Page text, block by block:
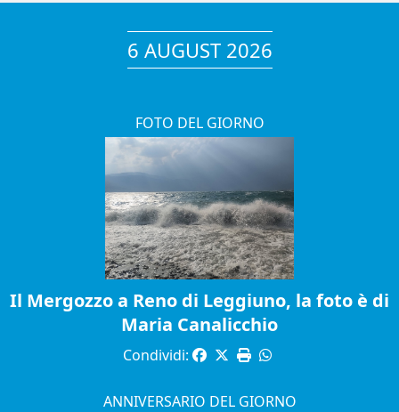
6 AUGUST 2026
FOTO DEL GIORNO
Il Mergozzo a Reno di Leggiuno, la foto è di
Maria Canalicchio
Condividi:
ANNIVERSARIO DEL GIORNO